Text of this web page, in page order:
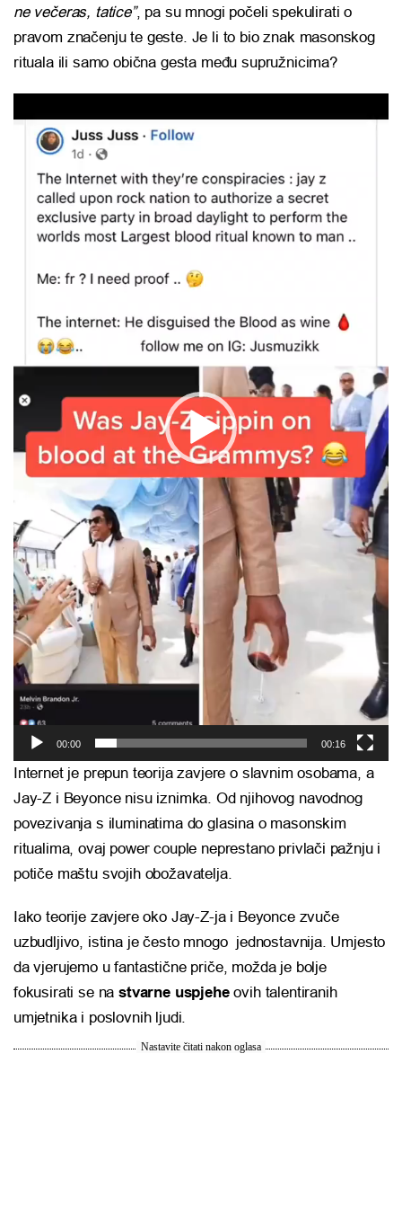
ne večeras, tatice”, pa su mnogi počeli spekulirati o
pravom značenju te geste. Je li to bio znak masonskog
rituala ili samo obična gesta među supružnicima?
videozapisa
00:00 00:16
Internet je prepun teorija zavjere o slavnim osobama, a
Jay-Z i Beyonce nisu iznimka. Od njihovog navodnog
povezivanja s iluminatima do glasina o masonskim
ritualima, ovaj power couple neprestano privlači pažnju i
potiče maštu svojih obožavatelja.
Iako teorije zavjere oko Jay-Z-ja i Beyonce zvuče
uzbudljivo, istina je često mnogo jednostavnija. Umjesto
da vjerujemo u fantastične priče, možda je bolje
fokusirati se nastvarne uspjeheovih talentiranih
umjetnika i poslovnih ljudi.
Nastavite čitati nakon oglasa